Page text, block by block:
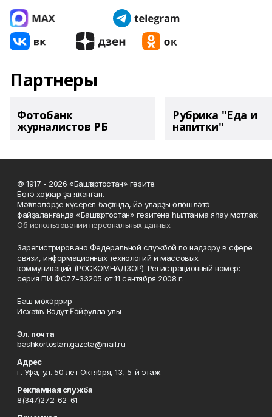
Партнеры
Фотобанк
журналистов РБ
Рубрика "Еда и
напитки"
© 1917 - 2026 «Башҡортостан» гәзите.
Бөтә хоҡуҡтар ҙа яҡланған.
Мәҡәләләрҙе күсереп баҫҡанда, йә уларҙы өлөшләтә
файҙаланғанда «Башҡортостан» гәзитенә һылтанма яһау мотлаҡ.
Об использовании персональных данных
Зарегистрировано Федеральной службой по надзору в сфере
связи, информационных технологий и массовых
коммуникаций (РОСКОМНАДЗОР). Регистрационный номер:
серия ПИ ФС77-33205 от 11 сентября 2008 г.
Баш мөхәррир
Исхаҡов Вәдүт Ғәйфулла улы
Эл. почта
bashkortostan.gazeta@mail.ru
Адрес
г. Уфа, ул. 50 лет Октября, 13, 5-й этаж
Рекламная служба
8(347)272-62-61